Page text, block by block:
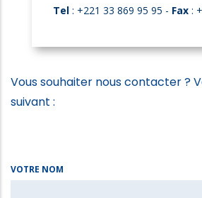
Tel : +221 33 869 95 95 - Fax :
Vous souhaiter nous contacter ?
suivant :
VOTRE NOM